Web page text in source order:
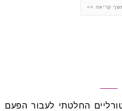
קריאה >>
החלטתי לעבור הפעם